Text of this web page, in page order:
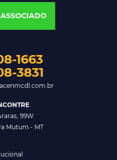
1663
3831
99W
Mutum - MT